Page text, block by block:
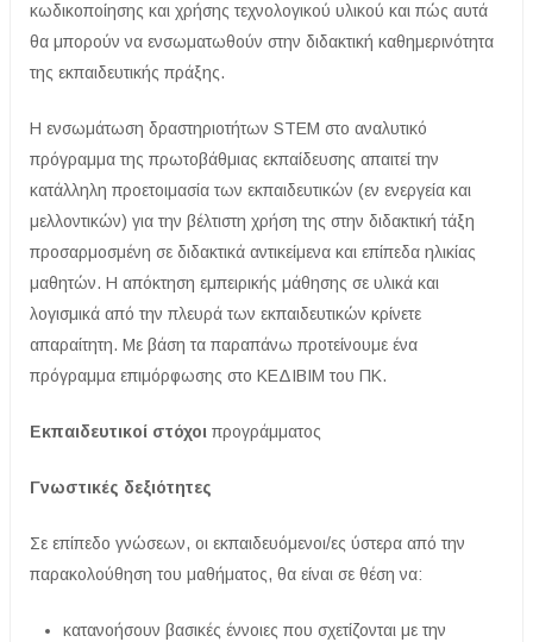
κωδικοποίησης και χρήσης τεχνολογικού υλικού και πώς αυτά
θα μπορούν να ενσωματωθούν στην διδακτική καθημερινότητα
της εκπαιδευτικής πράξης.
Η ενσωμάτωση δραστηριοτήτων STEM στο αναλυτικό
πρόγραμμα της πρωτοβάθμιας εκπαίδευσης απαιτεί την
κατάλληλη προετοιμασία των εκπαιδευτικών (εν ενεργεία και
μελλοντικών) για την βέλτιστη χρήση της στην διδακτική τάξη
προσαρμοσμένη σε διδακτικά αντικείμενα και επίπεδα ηλικίας
μαθητών. Η απόκτηση εμπειρικής μάθησης σε υλικά και
λογισμικά από την πλευρά των εκπαιδευτικών κρίνετε
απαραίτητη. Με βάση τα παραπάνω προτείνουμε ένα
πρόγραμμα επιμόρφωσης στο ΚΕΔΙΒΙΜ του ΠΚ.
Εκπαιδευτικοί στόχοι προγράμματος
Γνωστικές δεξιότητες
Σε επίπεδο γνώσεων, οι εκπαιδευόμενοι/ες ύστερα από την
παρακολούθηση του μαθήματος, θα είναι σε θέση να:
κατανοήσουν βασικές έννοιες που σχετίζονται με την